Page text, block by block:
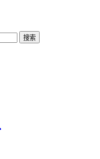
搜索